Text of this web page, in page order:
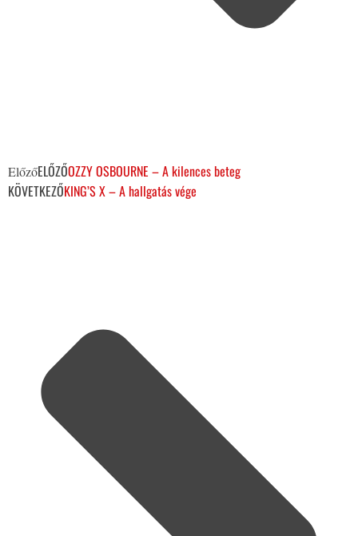
ElőzőELŐZŐOZZY OSBOURNE – A kilences beteg
KÖVETKEZŐKING’S X – A hallgatás vége